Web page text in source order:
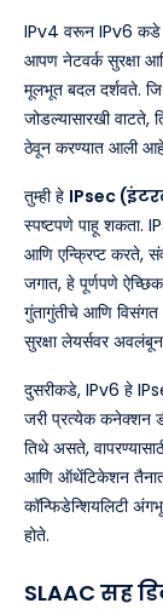
IPv4 वरून IPv6 कडे
आपण नेटवर्क सुरक्षा
मूलभूत बदल दर्शवते.
जोडल्यासारखी वाटते,
ठेवून करण्यात आली
तुम्ही हे IPsec
स्पष्टपणे पाहू शकता.
आणि एन्क्रिप्ट करते,
जगात, हे पूर्णपणे
गुंतागुंतीचे आणि
सुरक्षा लेयर्सवर अवलंबून
दुसरीकडे, IPv6 हे
जरी प्रत्येक कनेक्शन
तिथे असते,
आणि ऑथेंटिकेशन
कॉन्फिडेन्शियलिटी
होते.
SLAAC सह